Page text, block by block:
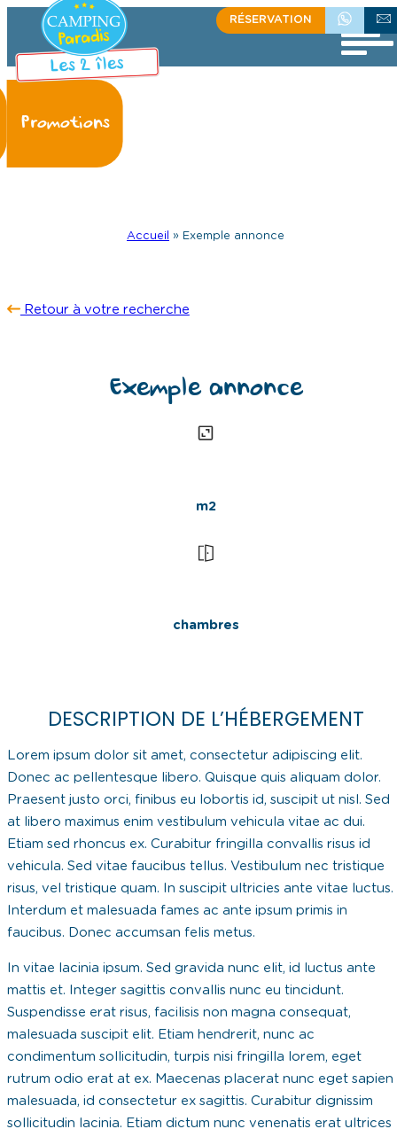
contenu
RÉSERVATION+336 08 33 71 95
ÉCRIVEZ-
Accueil » Exemple annonce
Retour à votre recherche
Exemple annonce
m2
chambres
DESCRIPTION DE L’HÉBERGEMENT
Lorem ipsum dolor sit amet, consectetur adipiscing elit.
Donec ac pellentesque libero. Quisque quis aliquam dolor.
Praesent justo orci, finibus eu lobortis id, suscipit ut nisl. Sed
at libero maximus enim vestibulum vehicula vitae ac dui.
Etiam sed rhoncus ex. Curabitur fringilla convallis risus id
vehicula. Sed vitae faucibus tellus. Vestibulum nec tristique
risus, vel tristique quam. In suscipit ultricies ante vitae luctus.
Interdum et malesuada fames ac ante ipsum primis in
faucibus. Donec accumsan felis metus.
In vitae lacinia ipsum. Sed gravida nunc elit, id luctus ante
mattis et. Integer sagittis convallis nunc eu tincidunt.
Suspendisse erat risus, facilisis non magna consequat,
malesuada suscipit elit. Etiam hendrerit, nunc ac
condimentum sollicitudin, turpis nisi fringilla lorem, eget
rutrum odio erat at ex. Maecenas placerat nunc eget sapien
malesuada, id consectetur ex sagittis. Curabitur dignissim
sollicitudin lacinia. Etiam dictum nunc venenatis erat ultrices